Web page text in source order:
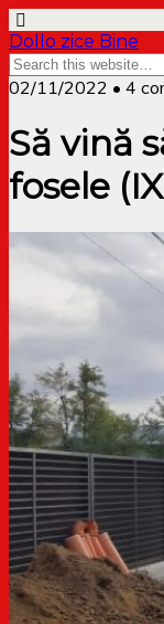
Dollo zice Bine
02/11/2022 • 4
Să vină
fosele